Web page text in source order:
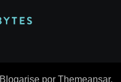
Blogarise por Themeansar.